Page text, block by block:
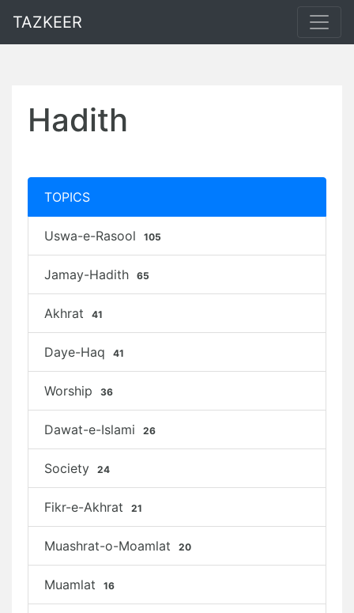
TAZKEER
Hadith
TOPICS
Uswa-e-Rasool 105
Jamay-Hadith 65
Akhrat 41
Daye-Haq 41
Worship 36
Dawat-e-Islami 26
Society 24
Fikr-e-Akhrat 21
Muashrat-o-Moamlat 20
Muamlat 16